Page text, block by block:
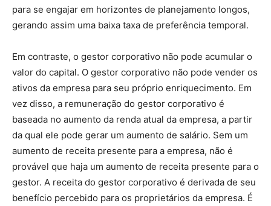
para se engajar em horizontes de planejamento longos,
gerando assim uma baixa taxa de preferência temporal.
Em contraste, o gestor corporativo não pode acumular o
valor do capital. O gestor corporativo não pode vender os
ativos da empresa para seu próprio enriquecimento. Em
vez disso, a remuneração do gestor corporativo é
baseada no aumento da renda atual da empresa, a partir
da qual ele pode gerar um aumento de salário. Sem um
aumento de receita presente para a empresa, não é
provável que haja um aumento de receita presente para o
gestor. A receita do gestor corporativo é derivada de seu
benefício percebido para os proprietários da empresa. É